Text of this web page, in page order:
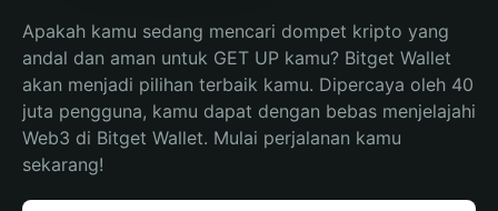
Apakah kamu sedang mencari dompet kripto yang
andal dan aman untuk GET UP kamu? Bitget Wallet
akan menjadi pilihan terbaik kamu. Dipercaya oleh 40
juta pengguna, kamu dapat dengan bebas menjelajahi
Web3 di Bitget Wallet. Mulai perjalanan kamu
sekarang!